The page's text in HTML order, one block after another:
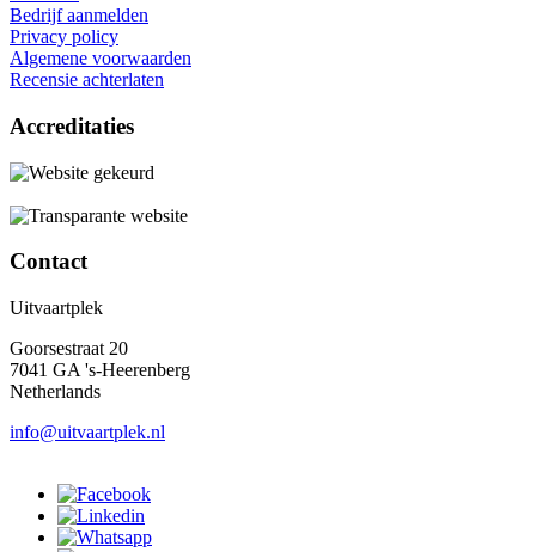
Bedrijf aanmelden
Privacy policy
Algemene voorwaarden
Recensie achterlaten
Accreditaties
Contact
Uitvaartplek
Goorsestraat 20
7041 GA 's-Heerenberg
Netherlands
info@uitvaartplek.nl